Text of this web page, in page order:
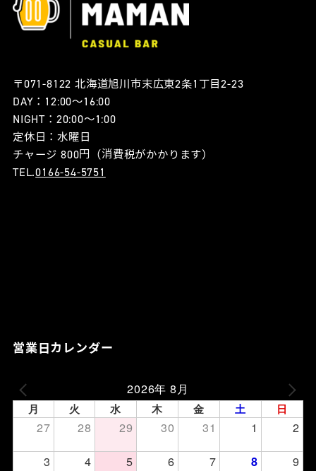
〒071-8122 北海道旭川市末広東2条1丁目2-23
DAY：12:00〜16:00
NIGHT：20:00〜1:00
定休日：水曜日
チャージ 800円（消費税がかかります）
TEL.0166-54-5751
営業日カレンダー
2026年 8月
月 火 水 木 金 土 日
27 28 29 30 31 1
2
3
4 5 6 7 8
9